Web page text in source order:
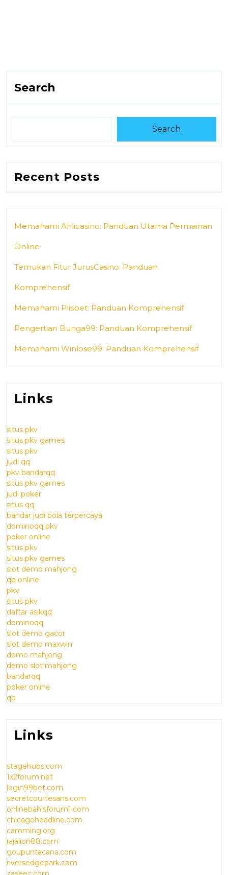
Search
Search
Recent Posts
Memahami Ahlicasino: Panduan Utama Permainan
Online
Temukan Fitur JurusCasino: Panduan
Komprehensif
Memahami Plisbet: Panduan Komprehensif
Pengertian Bunga99: Panduan Komprehensif
Memahami Winlose99: Panduan Komprehensif
Links
situs pkv
situs pkv games
situs pkv
judi qq
pkv bandarqq
situs pkv games
judi poker
situs qq
bandar judi bola terpercaya
dominoqq pkv
poker online
situs pkv
situs pkv games
slot demo mahjong
qq online
pkv
situs pkv
daftar asikqq
dominoqq
slot demo gacor
slot demo maxwin
demo mahjong
demo slot mahjong
bandarqq
poker online
qq
Links
stagehubs.com
1x2forum.net
login99bet.com
secretcourtesans.com
onlinebahisforum1.com
chicagoheadline.com
camming.org
rajalion88.com
goupuntacana.com
riversedgepark.com